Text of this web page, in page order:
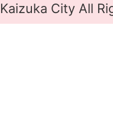
City All